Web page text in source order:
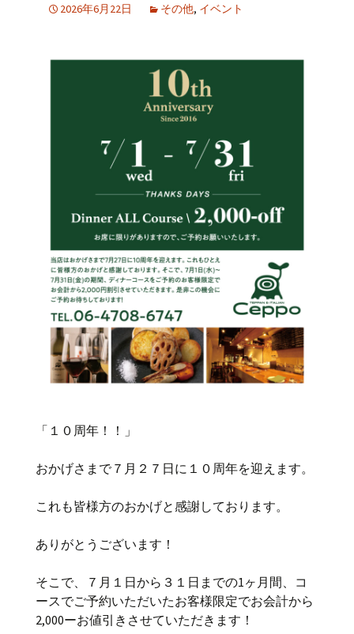
2026年6月22日 その他, イベント
「１０周年！！」
おかげさまで７月２７日に１０周年を迎えます。
これも皆様方のおかげと感謝しております。
ありがとうございます！
そこで、７月１日から３１日までの1ヶ月間、コ
ースでご予約いただいたお客様限定でお会計から
2,000ーお値引きさせていただきます！